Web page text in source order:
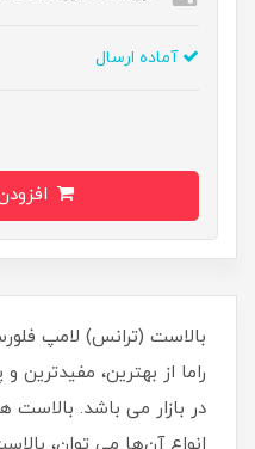
آماده ارسال
راما از بهترین، مفیدترین
در بازار می باشد. بالاست